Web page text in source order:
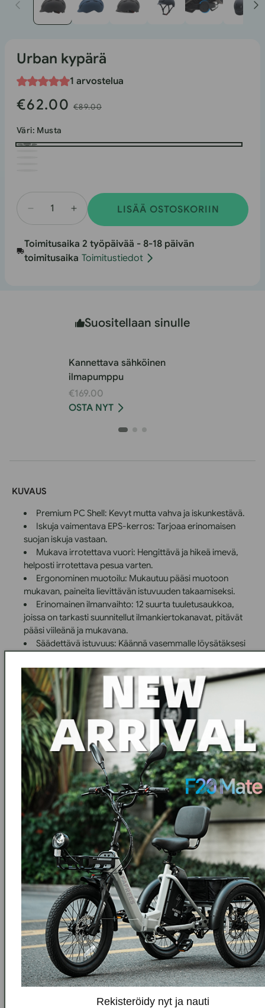
modaalissa
Urban kypärä
1 arvostelua
Myyntihinta
€62.00 Normaali
€89.00
Väri: Musta
Vähennä
Helmetin
määrää
Urban
määrän
lisääminen
LISÄÄ OSTOSKORIIN
Toimitusaika 2 työpäivää - 8-18 päivän
toimitusaika Toimitustiedot
Suositellaan sinulle
Kannettava sähköinen
ilmapumppu
€169.00
OSTA NYT
KUVAUS
Premium PC Shell: Kevyt mutta vahva ja iskunkestävä.
Iskuja vaimentava EPS-kerros: Tarjoaa erinomaisen
suojan iskuja vastaan.
Mukava irrotettava vuori: Hengittävä ja hikeä imevä,
helposti irrotettava pesua varten.
Ergonominen muotoilu: Mukautuu pääsi muotoon
mukavan, paineita lievittävän istuvuuden takaamiseksi.
Erinomainen ilmanvaihto: 12 suurta tuuletusaukkoa,
joissa on tarkasti suunnitellut ilmankiertokanavat, pitävät
pääsi viileänä ja mukavana.
Säädettävä istuvuus: Käännä vasemmalle löysätäksesi
Ympäristöystävällinen viimeistely: Kestävä,
ympäristöystävällinen maali, joka takaa pitkäaikaisen
estetiikan ja suojan.
TEKNISET TIEDOT
Tuotteen materiaali: EPS+PC
Prosessityyppi: yksiosainen muovaus
Tuotteen koko:.
PAKETTI SISÄLTÄÄ
1 x kypärä
Rekisteröidy nyt
myyntihälytyksiä ja
erikoistarjouksia
Rekisteröidy nyt ja nauti